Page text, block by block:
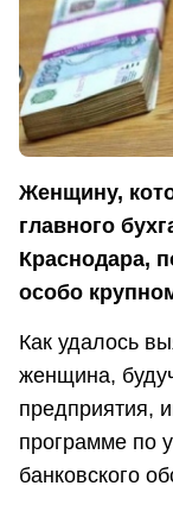
Женщину,
главного
Краснодара,
особо
Как удалось
женщина,
предприятия,
программе по
банковского